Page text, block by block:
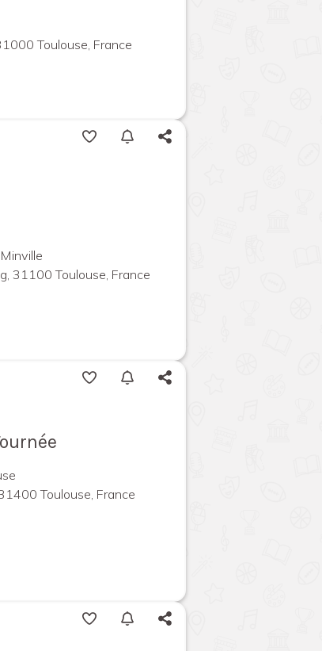
Toulouse, France
31100 Toulouse, France
Toulouse, France